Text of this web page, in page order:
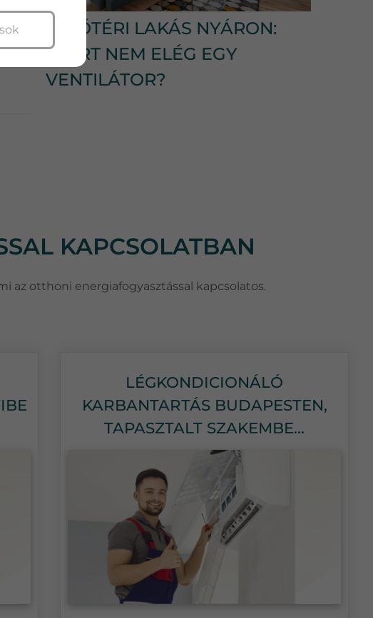
TETŐTÉRI LAKÁS NYÁRON:
MIÉRT NEM ELÉG EGY
VENTILÁTOR?
KAPCSOLATBAN
az otthoni energiafogyasztással kapcsolatos.
LÉGKONDICIONÁLÓ
KARBANTARTÁS BUDAPESTEN,
TAPASZTALT SZAKEMBE...